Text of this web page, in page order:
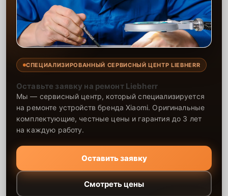
СПЕЦИАЛИЗИРОВАННЫЙ СЕРВИСНЫЙ ЦЕНТР LIEBHERR
Оставьте заявку на ремонт Liebherr
Мы — сервисный центр, который специализируется
на ремонте устройств бренда Xiaomi. Оригинальные
комплектующие, честные цены и гарантия до 3 лет
на каждую работу.
Оставить заявку
Смотреть цены